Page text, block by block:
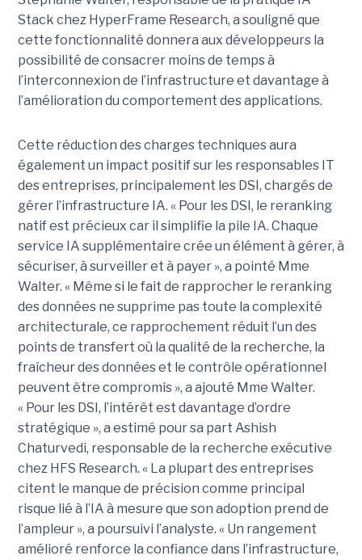
Stack chez HyperFrame Research, a souligné que
cette fonctionnalité donnera aux développeurs la
possibilité de consacrer moins de temps à
l’interconnexion de l’infrastructure et davantage à
l’amélioration du comportement des applications.
Cette réduction des charges techniques aura
également un impact positif sur les responsables IT
des entreprises, principalement les DSI, chargés de
gérer l’infrastructure IA. « Pour les DSI, le reranking
natif est précieux car il simplifie la pile IA. Chaque
service IA supplémentaire crée un élément à gérer, à
sécuriser, à surveiller et à payer », a pointé Mme
Walter. « Même si le fait de rapprocher le reranking
des données ne supprime pas toute la complexité
architecturale, ce rapprochement réduit l’un des
points de transfert où la qualité de la recherche, la
fraîcheur des données et le contrôle opérationnel
peuvent être compromis », a ajouté Mme Walter.
« Pour les DSI, l’intérêt est davantage d’ordre
stratégique », a estimé pour sa part Ashish
Chaturvedi, responsable de la recherche exécutive
chez HFS Research. « La plupart des entreprises
citent le manque de précision comme principal
risque lié à l’IA à mesure que son adoption prend de
l’ampleur », a poursuivi l’analyste. « Un rangement
amélioré renforce la confiance dans l’infrastructure,